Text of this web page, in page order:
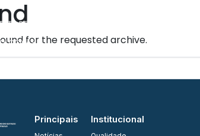
for the requested archive.
Principais Institucional